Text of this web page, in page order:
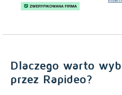
Dlaczego warto
przez Rapideo?